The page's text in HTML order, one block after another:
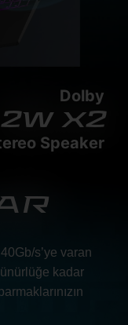
Dolby
2w x2
Speaker
s’ye varan
kadar